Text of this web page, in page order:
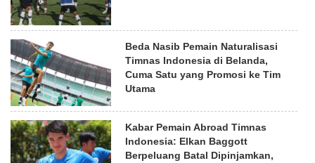
Beda Nasib Pemain Naturalisasi
Timnas Indonesia di Belanda,
Cuma Satu yang Promosi ke Tim
Utama
Kabar Pemain Abroad Timnas
Indonesia: Elkan Baggott
Berpeluang Batal Dipinjamkan,